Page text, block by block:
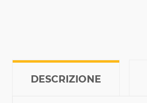
DESCRIZIONE